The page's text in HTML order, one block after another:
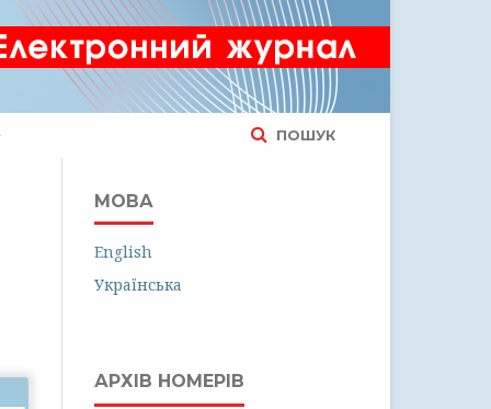
ПОШУК
МОВА
English
Українська
АРХІВ НОМЕРІВ